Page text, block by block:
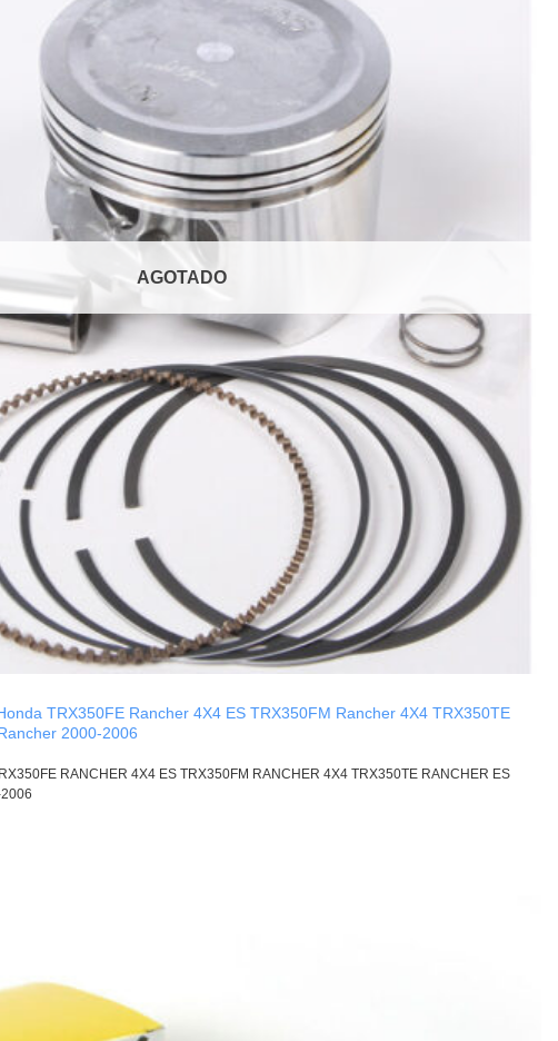
AGOTADO
TRX350FE Rancher 4X4 ES TRX350FM Rancher 4X4 TRX350TE
2000-2006
RANCHER 4X4 ES TRX350FM RANCHER 4X4 TRX350TE RANCHER ES